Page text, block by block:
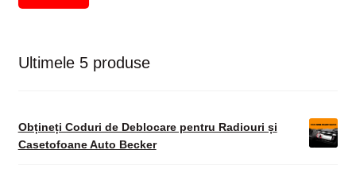
Ultimele 5 produse
Obțineți Coduri de Deblocare pentru Radiouri și
Casetofoane Auto Becker